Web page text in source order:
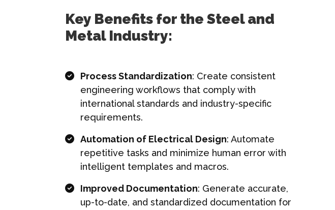
Key Benefits for the Steel and
Metal Industry:
Process Standardization: Create consistent
engineering workflows that comply with
international standards and industry-specific
requirements.
Automation of Electrical Design: Automate
repetitive tasks and minimize human error with
intelligent templates and macros.
Improved Documentation: Generate accurate,
up-to-date, and standardized documentation for